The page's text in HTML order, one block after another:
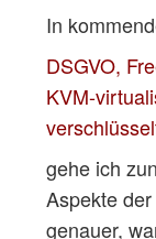
In
DSGVO,
KVM-
gehe ich
Aspekte
genauer,